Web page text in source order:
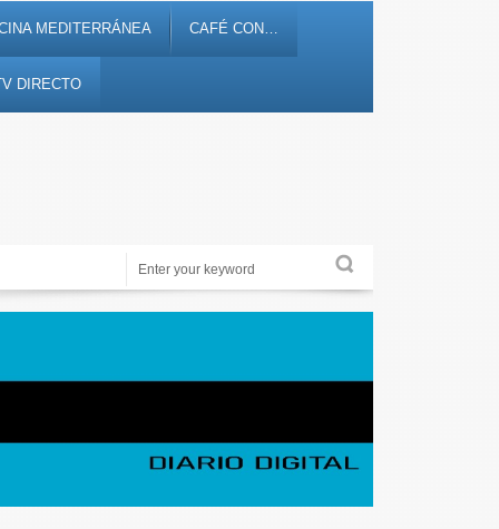
MEDITERRÁNEA CAFÉ CON…
DIRECTO
Periodismo de proximidad en 12tv.es